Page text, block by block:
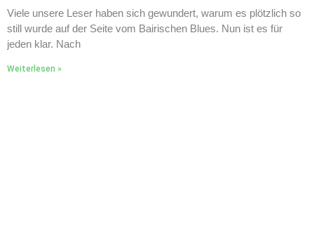
Viele unsere Leser haben sich gewundert, warum es plötzlich so
still wurde auf der Seite vom Bairischen Blues. Nun ist es für
jeden klar. Nach
Weiterlesen »